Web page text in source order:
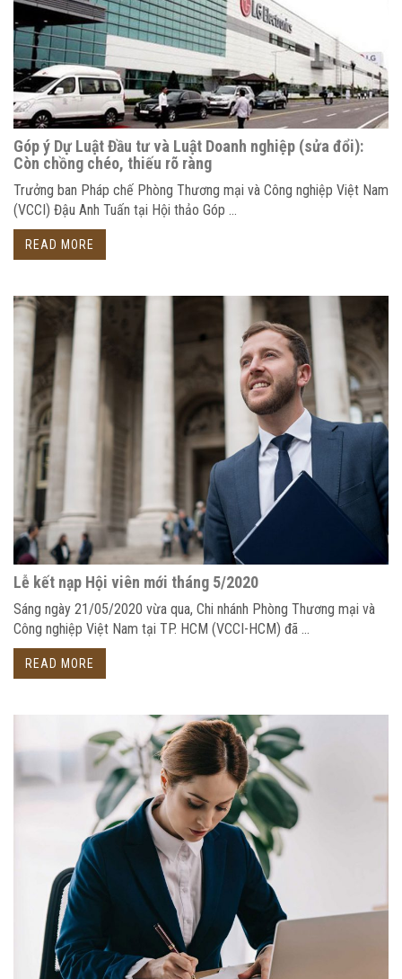
Góp ý Dự Luật Đầu tư và Luật Doanh nghiệp (sửa đổi):
Còn chồng chéo, thiếu rõ ràng
Trưởng ban Pháp chế Phòng Thương mại và Công nghiệp Việt Nam
(VCCI) Đậu Anh Tuấn tại Hội thảo Góp ...
READ MORE
Lễ kết nạp Hội viên mới tháng 5/2020
Sáng ngày 21/05/2020 vừa qua, Chi nhánh Phòng Thương mại và
Công nghiệp Việt Nam tại TP. HCM (VCCI-HCM) đã ...
READ MORE